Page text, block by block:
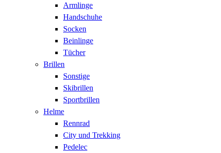
Armlinge
Handschuhe
Socken
Beinlinge
Tücher
Brillen
Sonstige
Skibrillen
Sportbrillen
Helme
Rennrad
City und Trekking
Pedelec